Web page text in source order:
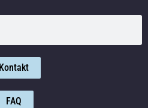
Kontakt
FAQ